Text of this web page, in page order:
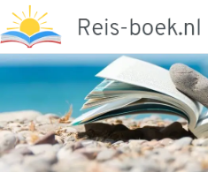
naar
de
inhoud